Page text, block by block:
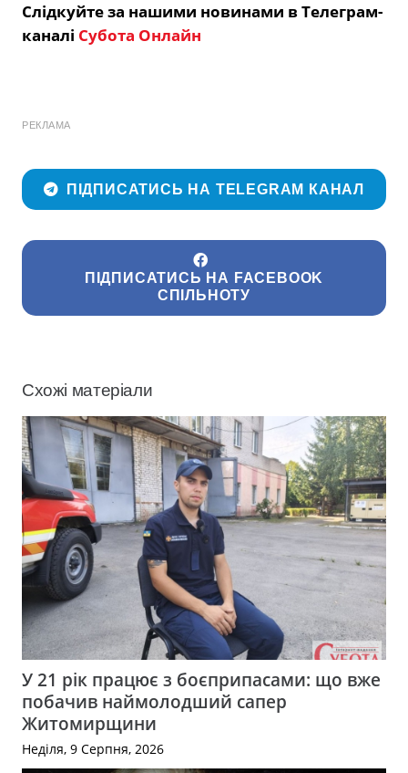
Слідкуйте за нашими новинами в Телеграм-
каналі Субота Онлайн
РЕКЛАМА
ПІДПИСАТИСЬ НА TELEGRAM КАНАЛ
ПІДПИСАТИСЬ НА FACEBOOK
СПІЛЬНОТУ
Схожі матеріали
У 21 рік працює з боєприпасами: що вже
побачив наймолодший сапер
Житомирщини
Неділя, 9 Серпня, 2026